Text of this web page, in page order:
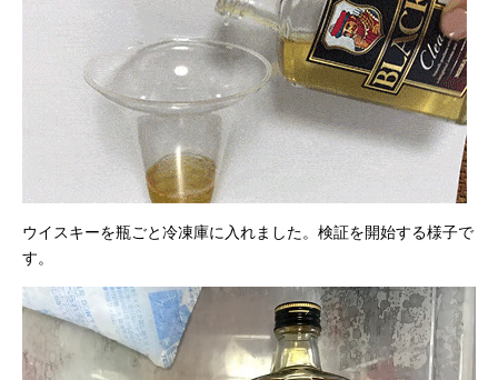
ウイスキーを瓶ごと冷凍庫に入れました。検証を開始する様子で
す。